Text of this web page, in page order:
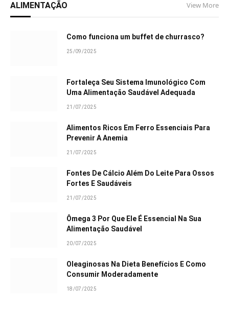
ALIMENTAÇÃO View More
Como funciona um buffet de churrasco?
25/09/2025
Fortaleça Seu Sistema Imunológico Com
Uma Alimentação Saudável Adequada
21/07/2025
Alimentos Ricos Em Ferro Essenciais Para
Prevenir A Anemia
21/07/2025
Fontes De Cálcio Além Do Leite Para Ossos
Fortes E Saudáveis
21/07/2025
Ômega 3 Por Que Ele É Essencial Na Sua
Alimentação Saudável
20/07/2025
Oleaginosas Na Dieta Benefícios E Como
Consumir Moderadamente
18/07/2025